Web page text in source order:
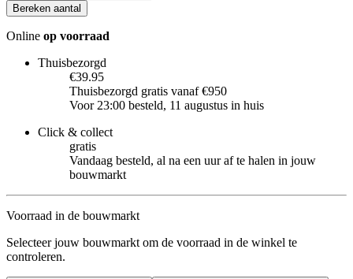
Bereken aantal
Online op voorraad
Thuisbezorgd
€39.95
Thuisbezorgd gratis vanaf €950
Voor 23:00 besteld, 11 augustus in huis
Click & collect
gratis
Vandaag besteld, al na een uur af te halen in jouw
bouwmarkt
Voorraad in de bouwmarkt
Selecteer jouw bouwmarkt om de voorraad in de winkel te
controleren.